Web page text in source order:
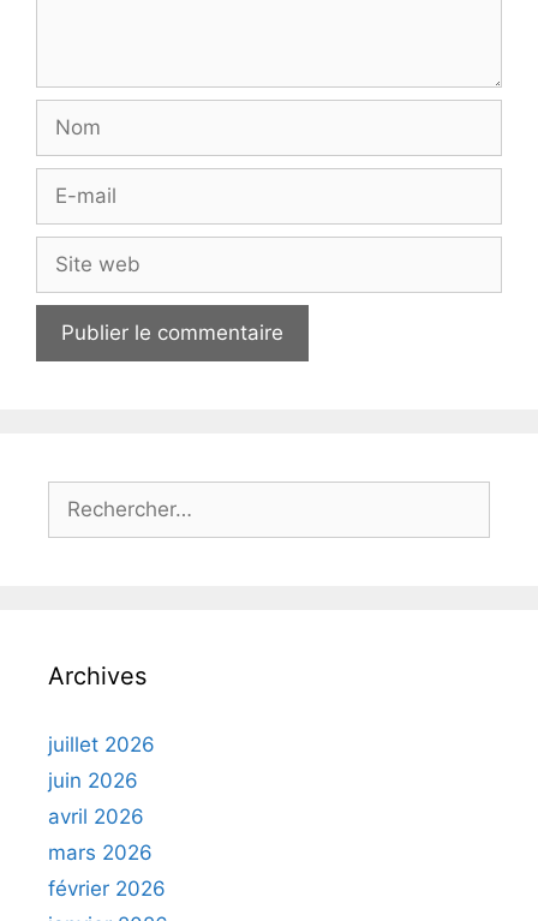
Nom
Site
web
Rechercher :
Archives
juillet 2026
juin 2026
avril 2026
mars 2026
février 2026